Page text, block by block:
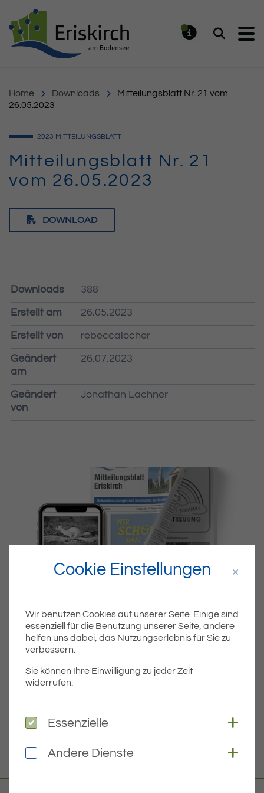
Suchen
Home Downloads
Mitteilungsblatt Nr. 21 vom
26.05.2023
2023 MITTEILUNGSBLATT
Mitteilungsblatt Nr. 21
vom 26.05.2023
DOWNLOAD
Downloads 388
Erstellt am 26.05.2023
Erstellt von rebeccalocher
Geändert
am
26.07.2023
Geändert
von
Jonathan Lachner
Dateiname MIBLA-KW21-2023-1.PDF
Dateigröße
DOWNLOAD
Cookie Einstellungen
Wir benutzen Cookies auf unserer Seite. Einige sind
essenziell für die Benutzung unserer Seite, andere
helfen uns dabei, das Nutzungserlebnis für Sie zu
verbessern.
Sie können Ihre Einwilligung zu jeder Zeit
widerrufen.
Essenzielle
Essenzielle
Andere Dienste
Andere Dienste